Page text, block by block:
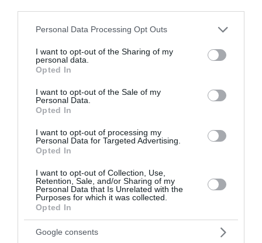
Please note that this website/app uses one or more Google
not limited to your visit or usage behaviour. You may click to
grant or deny consent to Google and its third-party tags to
use your data for below specified purposes in below Google
consent section.
Personal Data Processing Opt Outs
I want to opt-out of the Sharing of my
personal data.
Opted In
I want to opt-out of the Sale of my
Personal Data.
Opted In
I want to opt-out of processing my
Personal Data for Targeted Advertising.
Opted In
I want to opt-out of Collection, Use,
Retention, Sale, and/or Sharing of my
Personal Data that Is Unrelated with the
Purposes for which it was collected.
Opted In
Google consents
Κατασχεμένα ακίνητα: Νέα
διαδικασία για μεταβίβαση –
Πώς γίνεται η αποδέσμευση